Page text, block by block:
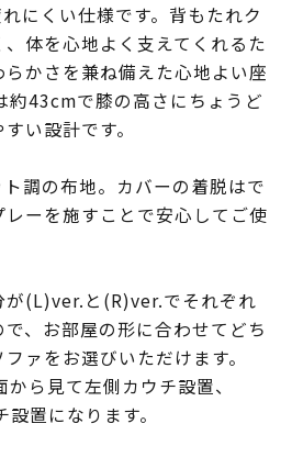
にくい仕様です。背もたれク
体を心地よく支えてくれるた
かさを兼ね備えた心地よい座
約43cmで膝の高さにちょうど
い設計です。
調の布地。カバーの着脱はで
ーを施すことで安心してご使
が(L)ver.と(R)ver.でそれぞれ
、お部屋の形に合わせてどち
ァをお選びいただけます。
ら見て左側カウチ設置、
置になります。